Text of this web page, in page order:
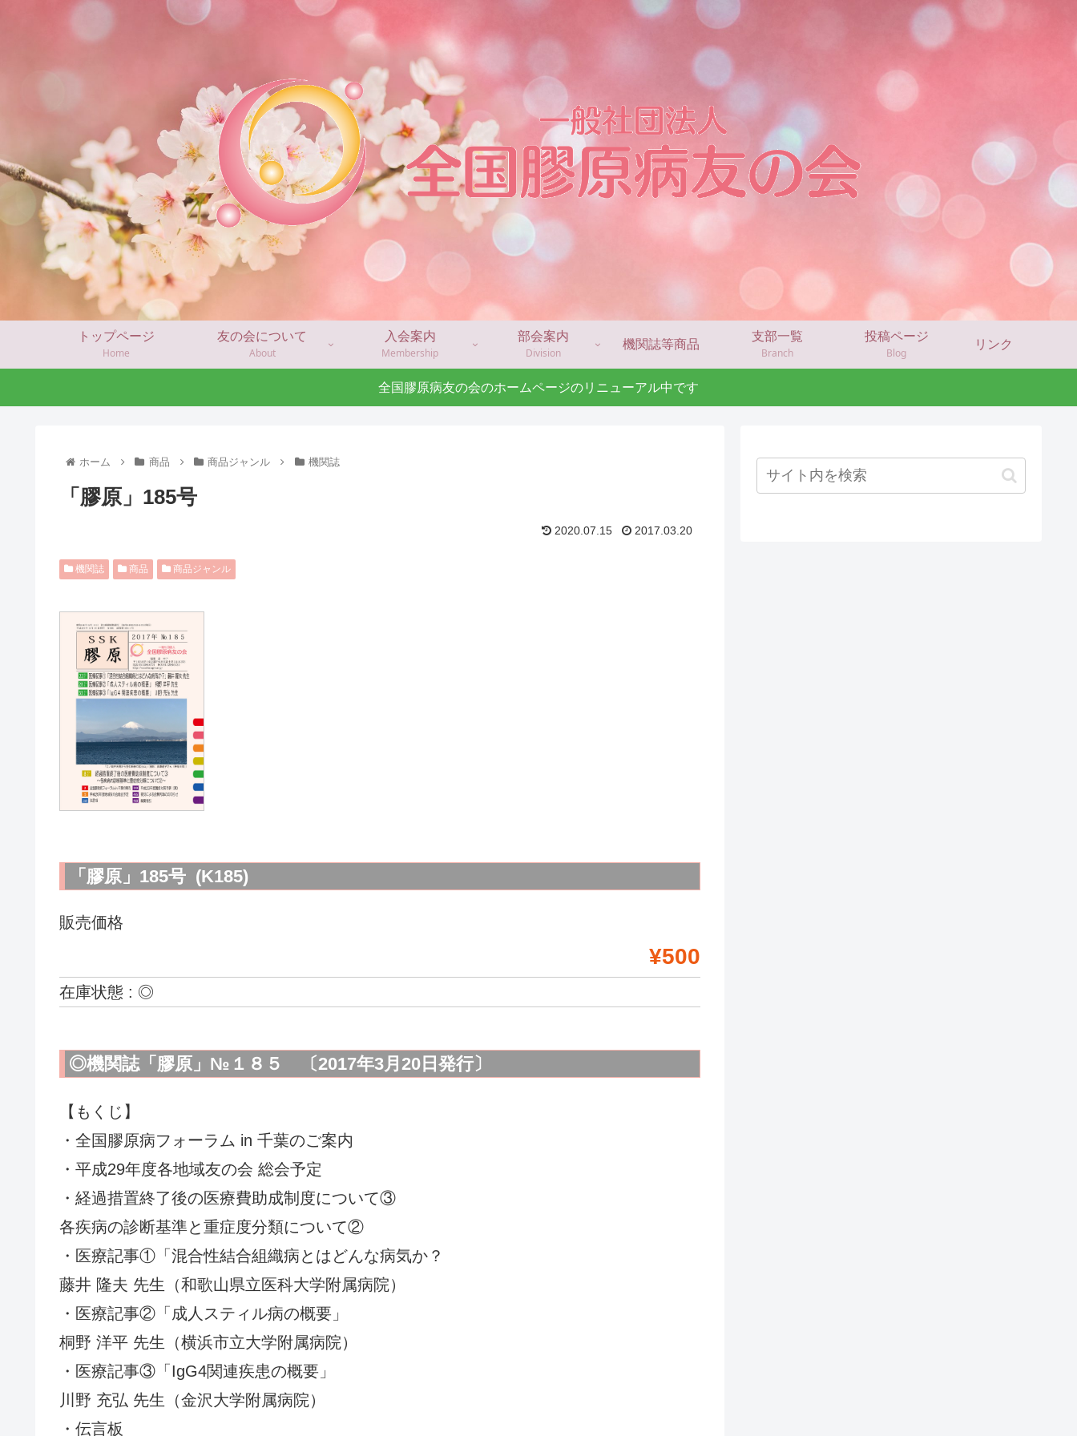
トップページ
Home
友の会について
About
入会案内
Membership
部会案内
Division
機関誌等商品
支部一覧
Branch
投稿ページ
Blog
リンク
全国膠原病友の会のホームページのリニューアル中です
ホーム 商品 商品ジャンル 機関誌
「膠原」185号
2020.07.15 2017.03.20
機関誌 商品 商品ジャンル
「膠原」185号 (K185)
販売価格
¥500
在庫状態 : ◎
◎機関誌「膠原」№１８５ 〔2017年3月20日発行〕
【もくじ】
・全国膠原病フォーラム in 千葉のご案内
・平成29年度各地域友の会 総会予定
・経過措置終了後の医療費助成制度について③
各疾病の診断基準と重症度分類について②
・医療記事①「混合性結合組織病とはどんな病気か？
藤井 隆夫 先生（和歌山県立医科大学附属病院）
・医療記事②「成人スティル病の概要」
桐野 洋平 先生（横浜市立大学附属病院）
・医療記事③「IgG4関連疾患の概要」
川野 充弘 先生（金沢大学附属病院）
・伝言板